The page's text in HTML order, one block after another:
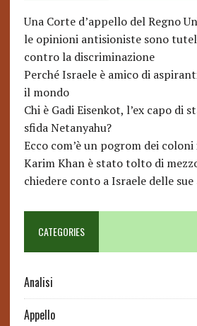
Una Corte d’appello del Regno
le opinioni antisioniste sono
contro la discriminazione
Perché Israele è amico di
il mondo
Chi è Gadi Eisenkot, l’ex capo di
sfida Netanyahu?
Ecco com’è un pogrom dei
Karim Khan è stato tolto di
chiedere conto a Israele delle sue
CATEGORIES
Analisi
Appello